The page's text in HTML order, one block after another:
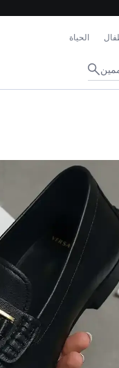
الحياة